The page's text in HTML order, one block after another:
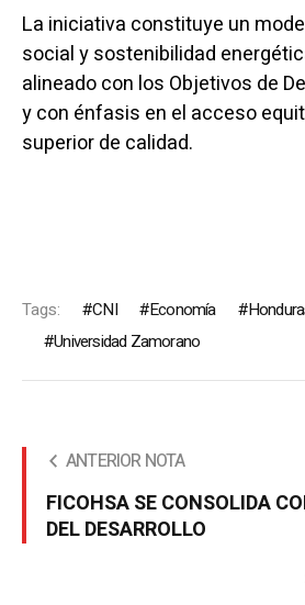
La iniciativa constituye un
social y sostenibilidad
alineado con los Objetivos de
y con énfasis en el acceso
superior de calidad.
Tags: CNI Economía
Universidad Zamorano
ANTERIOR NOTA
FICOHSA SE CONSOLIDA
DEL DESARROLLO